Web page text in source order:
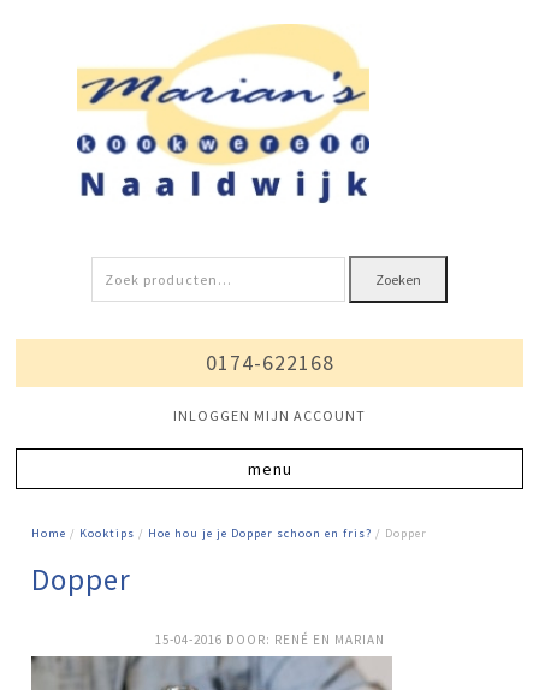
Zoeken
naar:
Zoeken
0174-622168
INLOGGEN MIJN ACCOUNT
Home / Kooktips / Hoe hou je je Dopper schoon en fris? / Dopper
Dopper
15-04-2016 DOOR: RENÉ EN MARIAN